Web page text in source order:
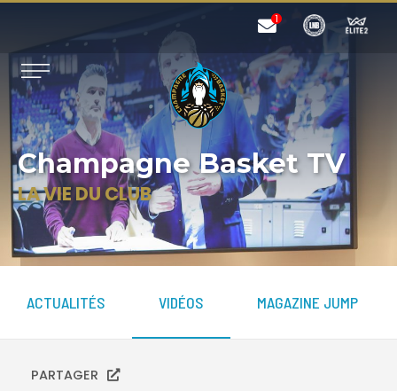
Champagne Basket TV
LA VIE DU CLUB
ACTUALITÉS VIDÉOS MAGAZINE JUMP
PARTAGER